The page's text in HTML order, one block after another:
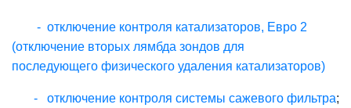
- отключение контроля катализаторов, Евро 2
(отключение вторых лямбда зондов для
последующего физического удаления катализаторов)
- отключение контроля системы сажевого фильтра;